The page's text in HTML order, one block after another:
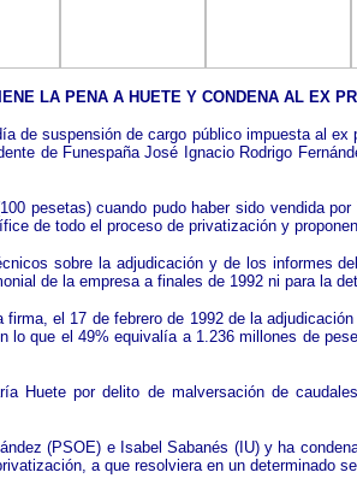
LA PENA A HUETE Y CONDENA AL EX
de suspensión de cargo público impuesta al
de Funespaña José Ignacio Rodrigo
pesetas) cuando pudo haber sido vendida
de todo el proceso de privatización y
sobre la adjudicación y de los informes
de la empresa a finales de 1992 ni para la
el 17 de febrero de 1992 de la
que el 49% equivalía a 1.236 millones de
Huete por delito de malversación de
(PSOE) e Isabel Sabanés (IU) y ha
a que resolviera en un determinado